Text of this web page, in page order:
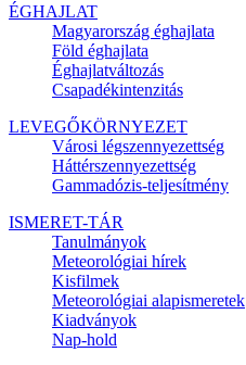
ÉGHAJLAT
Magyarország éghajlata
Föld éghajlata
Éghajlatváltozás
Csapadékintenzitás
LEVEGŐKÖRNYEZET
Városi légszennyezettség
Háttérszennyezettség
Gammadózis-teljesítmény
ISMERET-TÁR
Tanulmányok
Meteorológiai hírek
Kisfilmek
Meteorológiai alapismeretek
Kiadványok
Nap-hold